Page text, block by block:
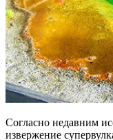
Согласно недавним
извержение